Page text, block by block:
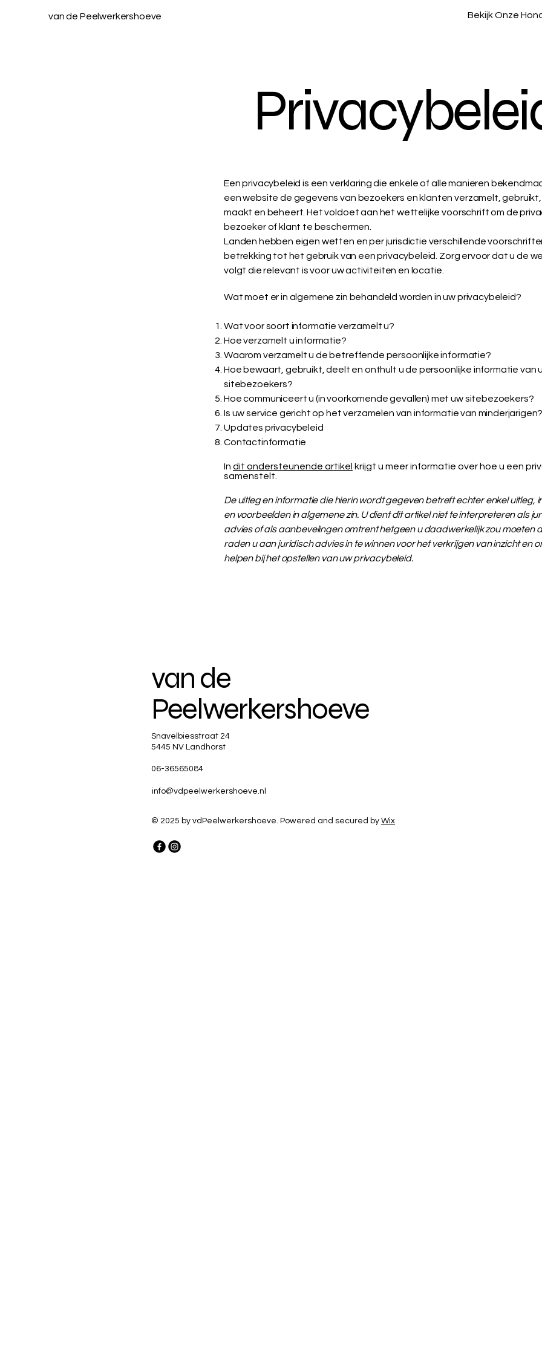
van de Peelwerkershoeve Bekijk Onze
Een privacybeleid is een verklaring die enkele of alle manieren
een website de gegevens van bezoekers en klanten verzamelt,
maakt en beheert. Het voldoet aan het wettelijke voorschrift om de
bezoeker of klant te beschermen.
Landen hebben eigen wetten en per jurisdictie verschillende
betrekking tot het gebruik van een privacybeleid. Zorg ervoor dat u de
volgt die relevant is voor uw activiteiten en locatie.
Wat moet er in algemene zin behandeld worden in uw privacybeleid?
Wat voor soort informatie verzamelt u?
Hoe verzamelt u informatie?
Waarom verzamelt u de betreffende persoonlijke informatie?
Hoe bewaart, gebruikt, deelt en onthult u de persoonlijke informatie van
sitebezoekers?
Hoe communiceert u (in voorkomende gevallen) met uw sitebezoekers?
Is uw service gericht op het verzamelen van informatie van minderjarigen?
Updates privacybeleid
Contactinformatie
In dit ondersteunende artikel krijgt u meer informatie over hoe u een
samenstelt.
De uitleg en informatie die hierin wordt gegeven betreft echter enkel uitleg,
en voorbeelden in algemene zin. U dient dit artikel niet te interpreteren als
advies of als aanbevelingen omtrent hetgeen u daadwerkelijk zou moeten
raden u aan juridisch advies in te winnen voor het verkrijgen van inzicht en
helpen bij het opstellen van uw privacybeleid.
van de
Peelwerkershoeve
Snavelbiesstraat 24
5445 NV Landhorst
06-36565084
info@vdpeelwerkershoeve.nl
© 2025 by vdPeelwerkershoeve. Powered and secured by Wix